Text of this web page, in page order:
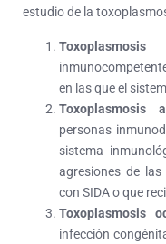
estudio de la
en las que el
Toxoplasmosis
personas
sistema
agresiones de las
con SIDA o que
Toxoplasmosis
infección